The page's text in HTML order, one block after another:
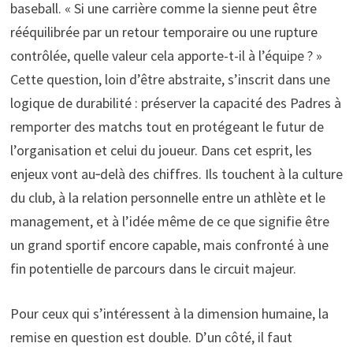
baseball. « Si une carrière comme la sienne peut être
rééquilibrée par un retour temporaire ou une rupture
contrôlée, quelle valeur cela apporte-t-il à l’équipe ? »
Cette question, loin d’être abstraite, s’inscrit dans une
logique de durabilité : préserver la capacité des Padres à
remporter des matchs tout en protégeant le futur de
l’organisation et celui du joueur. Dans cet esprit, les
enjeux vont au‑delà des chiffres. Ils touchent à la culture
du club, à la relation personnelle entre un athlète et le
management, et à l’idée même de ce que signifie être
un grand sportif encore capable, mais confronté à une
fin potentielle de parcours dans le circuit majeur.
Pour ceux qui s’intéressent à la dimension humaine, la
remise en question est double. D’un côté, il faut